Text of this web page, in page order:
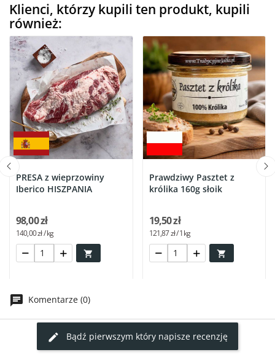
Klienci, którzy kupili ten produkt, kupili
również:
PRESA z wieprzowiny
Iberico HISZPANIA

98,00 zł
140,00 zł / kg
Prawdziwy Pasztet z
królika 160g słoik

19,50 zł
121,87 zł / 1kg
Komentarze (0)
Bądź pierwszym który napisze recenzję